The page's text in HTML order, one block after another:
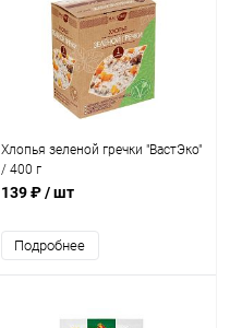
Хлопья зеленой гречки "ВастЭко"
/ 400 г
139 ₽/ шт
Подробнее